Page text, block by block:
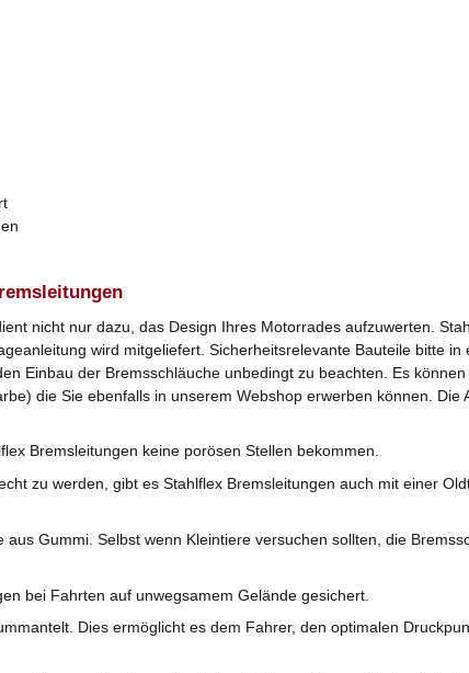
nicht nur dazu, das Design Ihres Motorrades aufzuwerten.
wird mitgeliefert. Sicherheitsrelevante Bauteile bitte
Einbau der Bremsschläuche unbedingt zu beachten. Es
die Sie ebenfalls in unserem Webshop erwerben können. Die
Bremsleitungen keine porösen Stellen bekommen.
zu werden, gibt es Stahlflex Bremsleitungen auch mit einer
Gummi. Selbst wenn Kleintiere versuchen sollten, die
bei Fahrten auf unwegsamem Gelände gesichert.
Dies ermöglicht es dem Fahrer, den optimalen